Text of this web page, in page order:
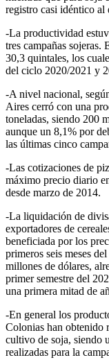
registro casi idéntico
-La productividad
tres campañas sojeras.
30,3 quintales, los
del ciclo 2020/2021 y
-A nivel nacional,
Aires cerró con una
toneladas, siendo 200
aunque un 8,1% por
las últimas cinco
-Las cotizaciones de
máximo precio diario
desde marzo de 2014.
-La liquidación de
exportadores de
beneficiada por los
primeros seis meses
millones de dólares,
primer semestre del
una primera mitad de
-En general los
Colonias han obtenido
cultivo de soja, siendo
realizadas para la